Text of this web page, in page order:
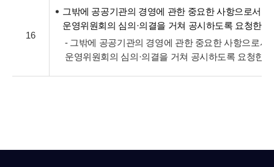
16
그밖에 공공기관의 경영에 관한 중요한 사항으로서
운영위원회의 심의·의결을 거쳐 공시하도록 요청한
- 그밖에 공공기관의 경영에 관한 중요한 사항으로서
운영위원회의 심의·의결을 거쳐 공시하도록 요청한